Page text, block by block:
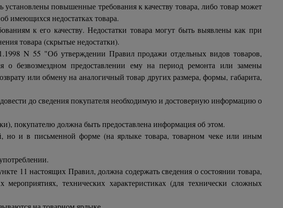
повышенные требования к качеству товара, либо товар может
имеющихся недостатках товара.
к его качеству. Недостатки товара могут быть выявлены как при
товара (скрытые недостатки).
N 55 "Об утверждении Правил продажи отдельных видов товаров,
о безвозмездном предоставлении ему на период ремонта или замены
или обмену на аналогичный товар других размера, формы, габарита,
до сведения покупателя необходимую и достоверную информацию о
покупателю должна быть предоставлена информация об этом.
но и в письменной форме (на ярлыке товара, товарном чеке или иным
11 настоящих Правил, должна содержать сведения о состоянии товара,
технических характеристиках (для технически сложных